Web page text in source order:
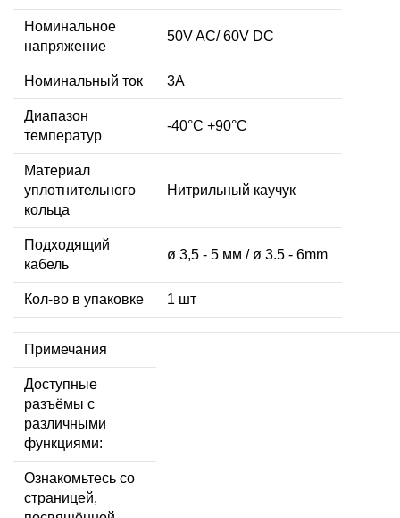
Номинальное
напряжение
50V AC/ 60V DC
Номинальный ток 3А
Диапазон
температур
-40°C +90°C
Материал
уплотнительного
кольца
Нитрильный каучук
Подходящий
кабель
ø 3,5 - 5 мм / ø 3.5 - 6mm
Кол-во в упаковке 1 шт
Примечания
Доступные
разъёмы с
различными
функциями:
Ознакомьтесь со
страницей,